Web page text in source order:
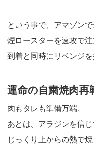
という事で、アマゾン
煙ロースターを速攻で注
到着と同時にリベンジを
運命の自粛焼肉再
肉もタレも準備万端。
あとは、アラジンを信じ
じっくり上からの熱で